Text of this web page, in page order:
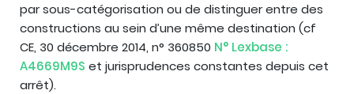
par sous-catégorisation ou de distinguer entre des
constructions au sein d’une même destination (cf
CE, 30 décembre 2014, n° 360850 N° Lexbase :
A4669M9S et jurisprudences constantes depuis cet
arrêt).